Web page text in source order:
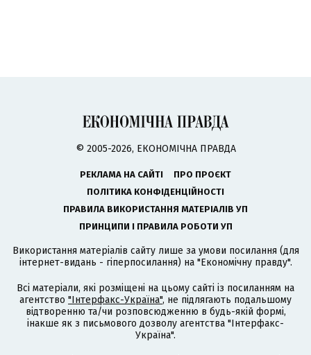
© 2005-2026, ЕКОНОМІЧНА ПРАВДА
РЕКЛАМА НА САЙТІ
ПРО ПРОЄКТ
ПОЛІТИКА КОНФІДЕНЦІЙНОСТІ
ПРАВИЛА ВИКОРИСТАННЯ МАТЕРІАЛІВ УП
ПРИНЦИПИ І ПРАВИЛА РОБОТИ УП
Використання матеріалів сайту лише за умови посилання (для
інтернет-видань - гіперпосилання) на "Економічну правду".
Всі матеріали, які розміщені на цьому сайті із посиланням на
агентство "Інтерфакс-Україна", не підлягають подальшому
відтворенню та/чи розповсюдженню в будь-якій формі,
інакше як з письмового дозволу агентства "Інтерфакс-
Україна".